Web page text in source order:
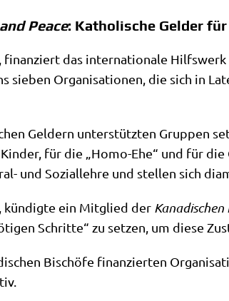
Peace: Katholische Gelder
das inter­na­tio­na­le Hilfs­werk
sie­ben Orga­ni­sa­tio­nen, die sich in
Gel­dern unter­stütz­ten Grup­pen
für die „Homo-Ehe“ und für
und Sozi­al­leh­re und stel­len sich
ein Mit­glied der
Schrit­te“ zu set­zen, um die­se
Bischö­fe finan­zier­ten